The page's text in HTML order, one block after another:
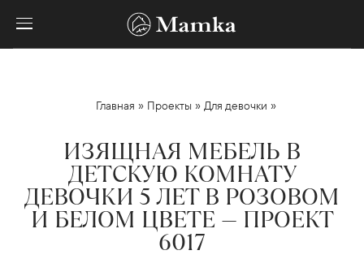
Главная » Проекты » Для девочки »
ИЗЯЩНАЯ МЕБЕЛЬ В
ДЕТСКУЮ КОМНАТУ
ДЕВОЧКИ 5 ЛЕТ В РОЗОВОМ
И БЕЛОМ ЦВЕТЕ — ПРОЕКТ
6017